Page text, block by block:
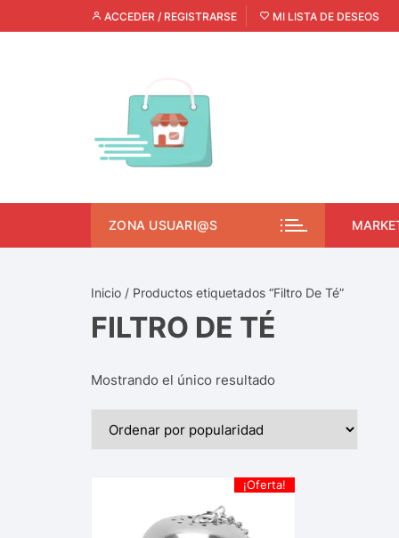
ACCEDER / REGISTRARSE MI LISTA DE DESEOS
ZONA USUARI@S
Inicio / Productos etiquetados “Filtro De Té”
FILTRO DE TÉ
Mostrando el único resultado
¡Oferta!